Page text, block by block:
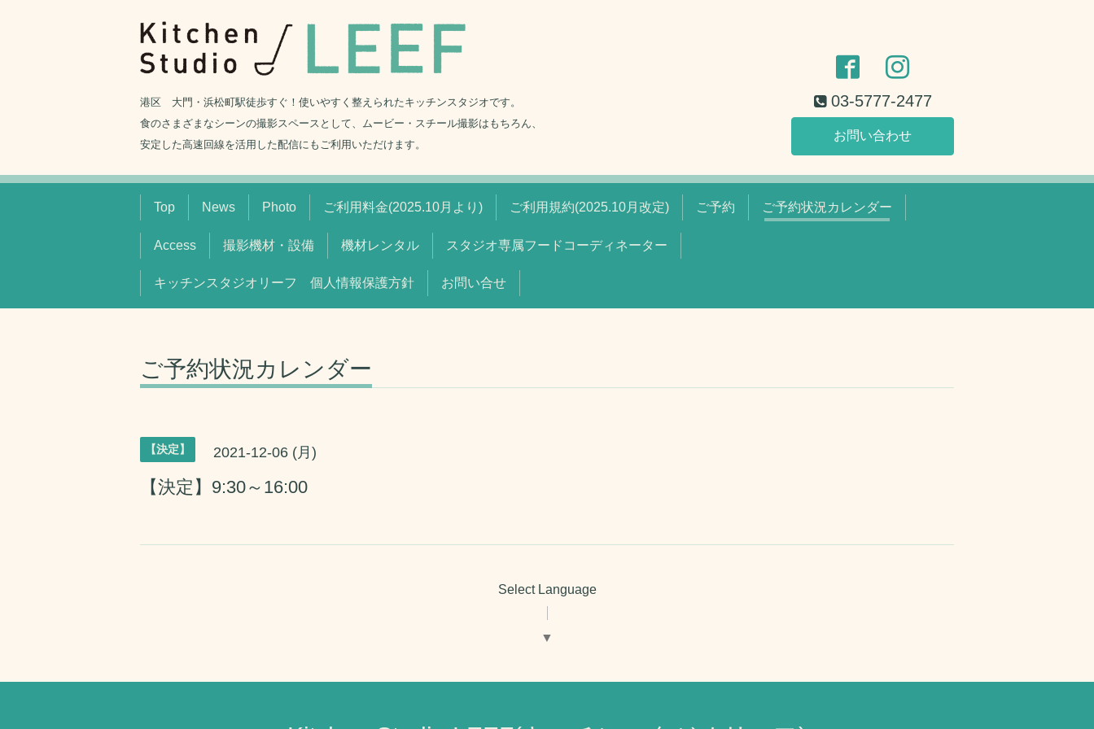
港区 大門・浜松町駅徒歩すぐ！使いやすく整えられたキッチンスタジオです。
食のさまざまなシーンの撮影スペースとして、ムービー・スチール撮影はもちろん、
安定した高速回線を活用した配信にもご利用いただけます。
03-5777-2477
お問い合わせ
Top News Photo ご利用料金(2025.10月より) ご利用規約(2025.10月改定) ご予約 ご予約状況カレンダー
Access 撮影機材・設備 機材レンタル スタジオ専属フードコーディネーター
キッチンスタジオリーフ 個人情報保護方針 お問い合せ
ご予約状況カレンダー
【決定】 2021-12-06 (月)
【決定】9:30～16:00
Select Language
▼